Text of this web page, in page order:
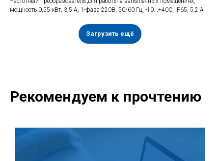
мощность 0,55 кВт, 3,5 А, 1-фаза 220В, 50/60 Гц, -10...+40С, IP65, 5,2 А
Загрузить ещё
Рекомендуем к прочтению